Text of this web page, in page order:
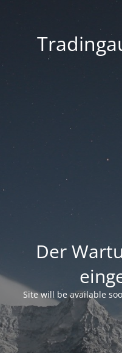
Der
Site will be available